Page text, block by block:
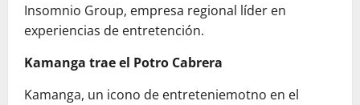
Insomnio Group, empresa regional líder en
experiencias de entretención.
Kamanga trae el Potro Cabrera
Kamanga, un icono de entreteniemotno en el